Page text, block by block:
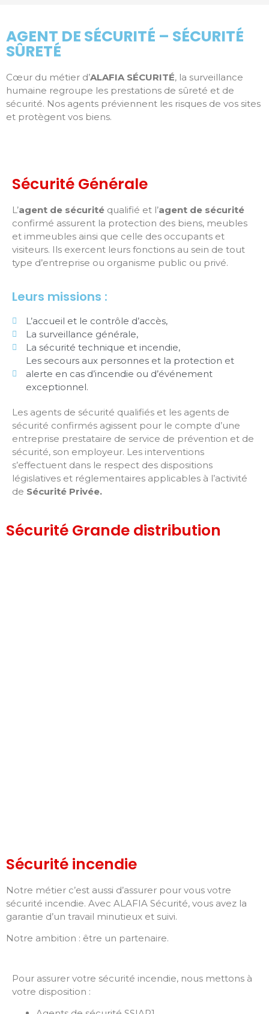
AGENT DE SÉCURITÉ – SÉCURITÉ
SÛRETÉ
Cœur du métier d’ALAFIA SÉCURITÉ, la surveillance
humaine regroupe les prestations de sûreté et de
sécurité. Nos agents préviennent les risques de vos sites
et protègent vos biens.
Sécurité Générale
L’agent de sécurité qualifié et l’agent de sécurité
confirmé assurent la protection des biens, meubles
et immeubles ainsi que celle des occupants et
visiteurs. Ils exercent leurs fonctions au sein de tout
type d’entreprise ou organisme public ou privé.
Leurs missions :
L’accueil et le contrôle d’accès,
La surveillance générale,
La sécurité technique et incendie,
Les secours aux personnes et la protection et
alerte en cas d’incendie ou d’événement
exceptionnel.
Les agents de sécurité qualifiés et les agents de
sécurité confirmés agissent pour le compte d’une
entreprise prestataire de service de prévention et de
sécurité, son employeur. Les interventions
s’effectuent dans le respect des dispositions
législatives et réglementaires applicables à l’activité
de Sécurité Privée.
Sécurité Grande distribution
Sécurité incendie
Notre métier c’est aussi d’assurer pour vous votre
sécurité incendie. Avec ALAFIA Sécurité, vous avez la
garantie d’un travail minutieux et suivi.
Notre ambition : être un partenaire.
Pour assurer votre sécurité incendie, nous mettons à
votre disposition :